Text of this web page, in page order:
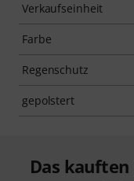
Verkaufseinheit
Farbe
Regenschutz
gepolstert
Das kauften